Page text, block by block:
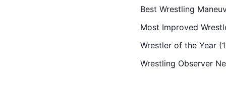
Best Wrestling
Most Improved
Wrestler of the Year
Wrestling Observer